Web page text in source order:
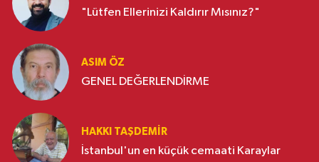
"Lütfen Ellerinizi Kaldırır Mısınız?"
ASIM ÖZ
GENEL DEĞERLENDİRME
HAKKI TAŞDEMIR
İstanbul'un en küçük cemaati Karaylar